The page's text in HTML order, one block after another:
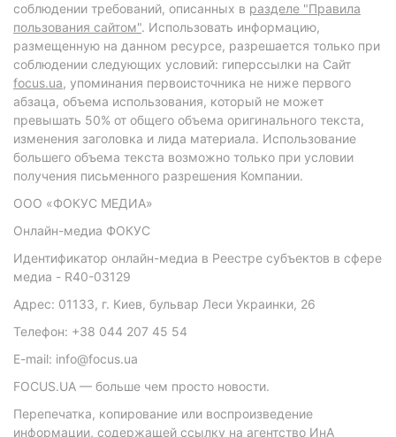
соблюдении требований, описанных в разделе "Правила
пользования сайтом". Использовать информацию,
размещенную на данном ресурсе, разрешается только при
соблюдении следующих условий: гиперссылки на Сайт
focus.ua, упоминания первоисточника не ниже первого
абзаца, объема использования, который не может
превышать 50% от общего объема оригинального текста,
изменения заголовка и лида материала. Использование
большего объема текста возможно только при условии
получения письменного разрешения Компании.
ООО «ФОКУС МЕДИА»
Онлайн-медиа ФОКУС
Идентификатор онлайн-медиа в Реестре субъектов в сфере
медиа - R40-03129
Адрес: 01133, г. Киев, бульвар Леси Украинки, 26
Телефон: +38 044 207 45 54
E-mail: info@focus.ua
FOCUS.UA — больше чем просто новости.
Перепечатка, копирование или воспроизведение
информации, содержащей ссылку на агентство ИнА